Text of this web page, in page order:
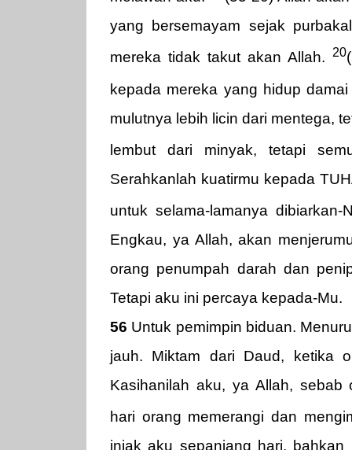
yang bersemayam sejak
mereka tidak takut akan Allah.
20
kepada mereka yang hidup
mulutnya lebih licin dari mentega,
lembut dari minyak, tetapi
Serahkanlah kuatirmu kepada
untuk selama-lamanya
Engkau, ya Allah, akan
orang penumpah darah dan
Tetapi aku ini percaya kepada-Mu.
56 Untuk pemimpin biduan.
jauh. Miktam dari Daud, ketika
Kasihanilah aku, ya Allah, sebab
hari orang memerangi dan
injak aku sepanjang hari,